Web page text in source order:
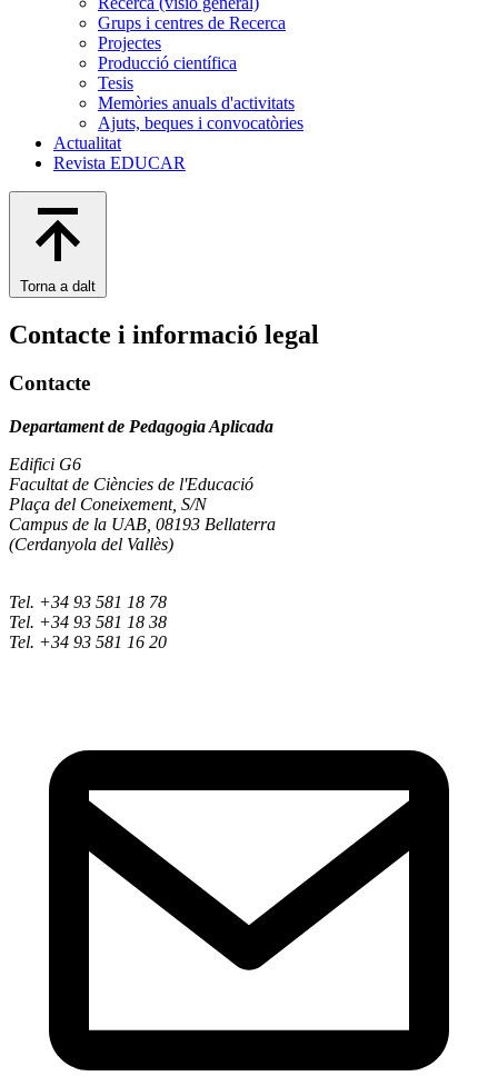
Grups i centres de Recerca
Projectes
Producció científica
Tesis
Memòries anuals d'activitats
Ajuts, beques i convocatòries
Actualitat
Revista EDUCAR
Torna a dalt
Contacte i informació legal
Contacte
Departament de Pedagogia Aplicada
Edifici G6
Facultat de Ciències de l'Educació
Plaça del Coneixement, S/N
Campus de la UAB, 08193 Bellaterra
(Cerdanyola del Vallès)
Tel. +34 93 581 18 78
Tel. +34 93 581 18 38
Tel. +34 93 581 16 20